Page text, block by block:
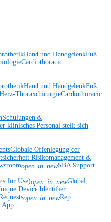
Hand und HandgelenkFuß
Cardiothoracic
Hand und HandgelenkFuß
Herz-ThoraxchirurgieCardiothoracic
Schulungen &
klinisches Personal stellt sich
Globale Offenlegung der
Risikomanagement &
open_in_newSBA Support
for Use)open_in_newGlobal
Device Identifier
open_in_newRep
App